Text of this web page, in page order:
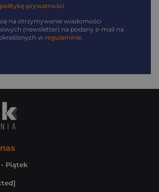
politykę prywatności
na otrzymywanie wiadomości
(newsletter) na podany e-mail na
w regulaminie.
- Piątek